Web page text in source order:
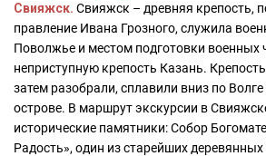
Свияжск. Свияжск – древняя крепость,
правление Ивана Грозного, служила
Поволжье и местом подготовки военных
неприступную крепость Казань.
затем разобрали, сплавили вниз по
острове. В маршрут экскурсии в
исторические памятники: Собор
Радость», один из старейших